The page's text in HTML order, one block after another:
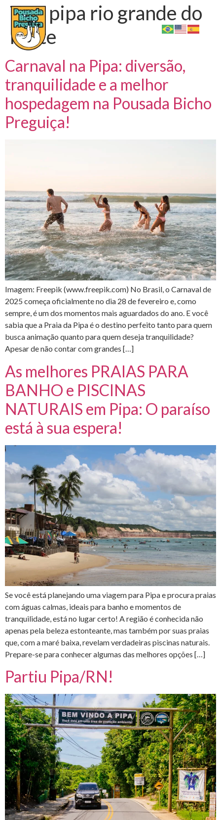
Tag:pipa rio grande do
norte
Carnaval na Pipa: diversão,
tranquilidade e a melhor
hospedagem na Pousada Bicho
Preguiça!
Imagem: Freepik (www.freepik.com) No Brasil, o Carnaval de
2025 começa oficialmente no dia 28 de fevereiro e, como
sempre, é um dos momentos mais aguardados do ano. E você
sabia que a Praia da Pipa é o destino perfeito tanto para quem
busca animação quanto para quem deseja tranquilidade?
Apesar de não contar com grandes […]
As melhores PRAIAS PARA
BANHO e PISCINAS
NATURAIS em Pipa: O paraíso
está à sua espera!
Se você está planejando uma viagem para Pipa e procura praias
com águas calmas, ideais para banho e momentos de
tranquilidade, está no lugar certo! A região é conhecida não
apenas pela beleza estonteante, mas também por suas praias
que, com a maré baixa, revelam verdadeiras piscinas naturais.
Prepare-se para conhecer algumas das melhores opções […]
Partiu Pipa/RN!